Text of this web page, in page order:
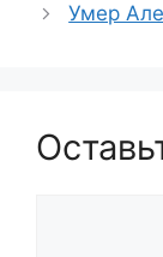
Умер